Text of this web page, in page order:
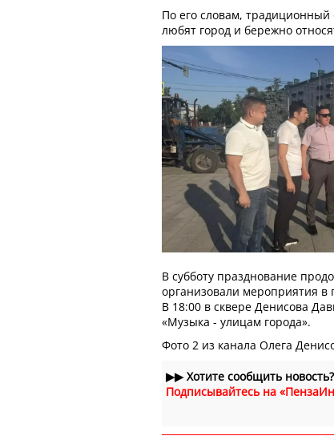
По его словам,
любят город и бережно
В субботу празднование
организовали мероприятия в
В 18:00 в сквере Денисова
«Музыка - улицам города».
Фото 2 из канала Олега
▶▶Хотите сообщить новость?
Подписывайтесь на